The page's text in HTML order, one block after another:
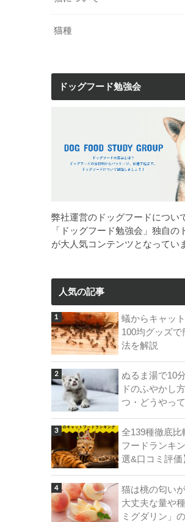
猫種
ドッグフード勉強会
弊社運営のドッグフードについ
「ドッグフード勉強会」独自の
が大人気コンテンツとなってい
人気の記事
蟻からキャッ
100均グッズ
法を解説
ぬるま湯で10
ドのふやかし
つ・どうやっ
全139種徹底比
フードランキ
選&口コミ評価
猫は桃の匂い
大丈夫な量や
ミグダリン」